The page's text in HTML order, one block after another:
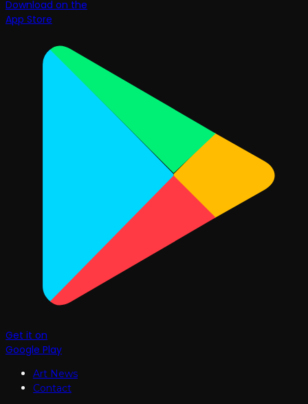
Download on the
App Store
Get it on
Google Play
Art News
Contact